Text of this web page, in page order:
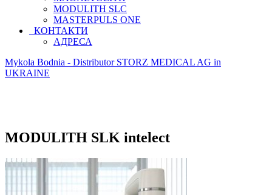
MODULITH SLC
MASTERPULS ONE
КОНТАКТИ
АДРЕСА
Mykola Bodnia - Distributor STORZ MEDICAL AG in
UKRAINE
MODULITH SLK intelect